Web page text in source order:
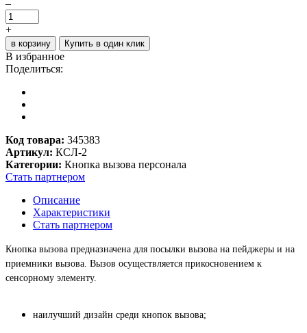
–
+
в корзину Купить в один клик
В избранное
Поделиться:
Код товара: 345383
Артикул: КСЛ-2
Категории: Кнопка вызова персонала
Стать партнером
Описание
Характеристики
Стать партнером
Кнопка вызова предназначена для посылки вызова на пейджеры и на
приемники вызова. Вызов осуществляется прикосновением к
сенсорному элементу.
наилучший дизайн среди кнопок вызова;